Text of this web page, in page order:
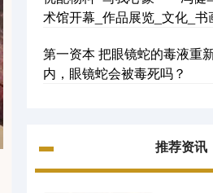
术馆开幕_作品展览_文化_书
第一资本 把眼镜蛇的毒液重
内，眼镜蛇会被毒死吗？
推荐资讯